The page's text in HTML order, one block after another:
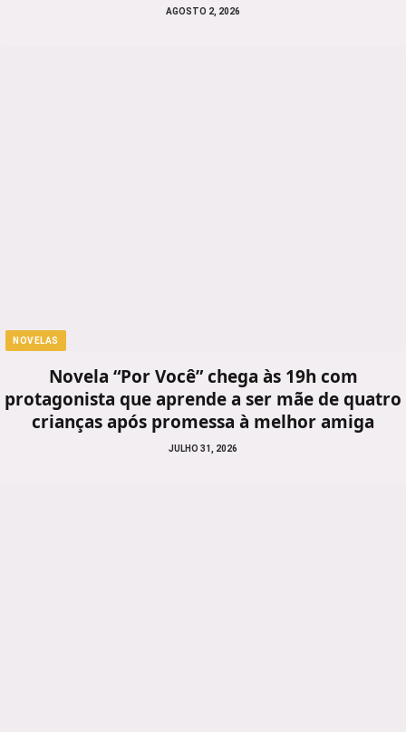
AGOSTO 2, 2026
NOVELAS
Novela “Por Você” chega às 19h com
protagonista que aprende a ser mãe de quatro
crianças após promessa à melhor amiga
JULHO 31, 2026